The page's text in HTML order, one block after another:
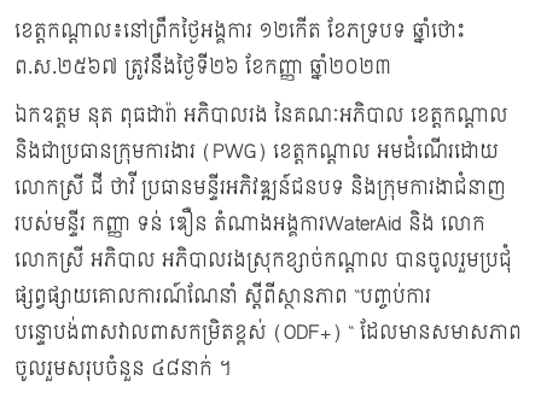
ខេត្តកណ្ដាល៖នៅព្រឹកថ្ងៃអង្គការ ១២កើត ខែភទ្របទ ឆ្នាំថោះ
ព.ស.២៥៦៧ ត្រូវនឹងថ្ងៃទី២៦ ខែកញ្ញា ឆ្នាំ២០២៣
ឯកឧត្តម នុត ពុធដារ៉ា អភិបាលរង នៃគណៈអភិបាល ខេត្តកណ្ដាល
និងជាប្រធានក្រុមការងារ (PWG) ខេត្តកណ្ដាល អមដំណើរដោយ
លោកស្រី ជី ថាវី ប្រធានមន្ទីរអភិវឌ្ឍន៍ជនបទ និងក្រុមការងាជំនាញ
របស់មន្ទីរ កញ្ញា ទន់ ឌឿន តំណាងអង្គការWaterAid និង លោក
លោកស្រី អភិបាល អភិបាលរងស្រុកខ្សាច់កណ្តាល បានចូលរួមប្រជុំ
ផ្សព្វផ្សាយគោលការណ៍ណែនាំ ស្តីពីស្ថានភាព “បញ្ចប់ការ
បន្ទោបង់ពាសវាលពាសកម្រិតខ្ពស់ (ODF+) “ ដែលមានសមាសភាព
ចូលរួមសរុបចំនួន ៤៨នាក់ ។